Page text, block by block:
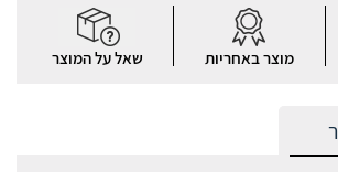
מוצר באחריות שאל על המוצר